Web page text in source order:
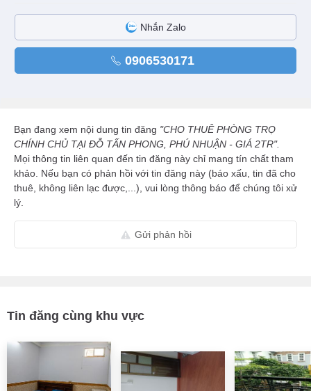
Nhắn Zalo
0906530171
Bạn đang xem nội dung tin đăng "CHO THUÊ PHÒNG TRỌ
CHÍNH CHỦ TẠI ĐỖ TẤN PHONG, PHÚ NHUẬN - GIÁ 2TR".
Mọi thông tin liên quan đến tin đăng này chỉ mang tín chất tham
khảo. Nếu bạn có phản hồi với tin đăng này (báo xấu, tin đã cho
thuê, không liên lạc được,...), vui lòng thông báo để chúng tôi xử
lý.
Gửi phản hồi
Tin đăng cùng khu vực